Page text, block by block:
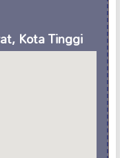
Kota Tinggi